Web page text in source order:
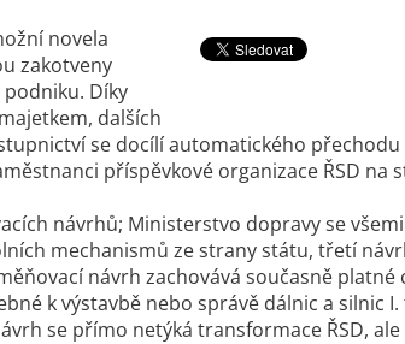
novela
zakotveny
Díky
dalších
se docílí automatického
příspěvkové organizace ŘSD na
návrhů; Ministerstvo dopravy se
mechanismů ze strany státu, třetí
návrh zachovává současně
k výstavbě nebo správě dálnic a silnic
se přímo netýká transformace ŘSD,